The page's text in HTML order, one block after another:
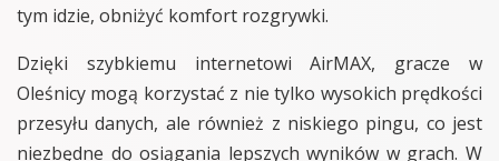
tym idzie, obniżyć komfort rozgrywki.
Dzięki szybkiemu internetowi AirMAX, gracze w
Oleśnicy mogą korzystać z nie tylko wysokich prędkości
przesyłu danych, ale również z niskiego pingu, co jest
niezbędne do osiągania lepszych wyników w grach. W